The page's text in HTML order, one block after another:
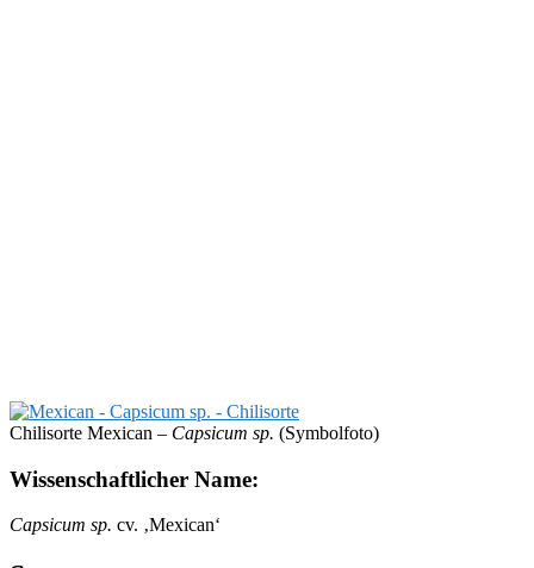
Chilisorte Mexican – Capsicum sp. (Symbolfoto)
Wissenschaftlicher Name:
Capsicum sp. cv. ‚Mexican‘